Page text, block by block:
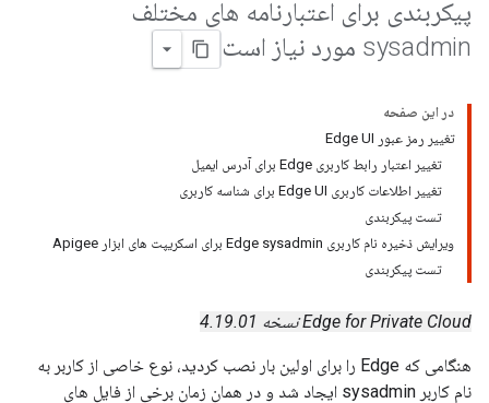
پیکربندی برای اعتبارنامه های مختلف
sysadmin مورد نیاز است
در این صفحه
تغییر رمز عبور Edge UI
تغییر اعتبار رابط کاربری Edge برای آدرس ایمیل
تغییر اطلاعات کاربری Edge UI برای شناسه کاربری
تست پیکربندی
ویرایش ذخیره نام کاربری Edge sysadmin برای اسکریپت های ابزار Apigee
تست پیکربندی
Edge for Private Cloud نسخه 4.19.01
هنگامی که Edge را برای اولین بار نصب کردید، نوع خاصی از کاربر به
نام کاربر sysadmin ایجاد شد و در همان زمان برخی از فایل های